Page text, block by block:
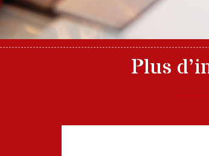
Plus